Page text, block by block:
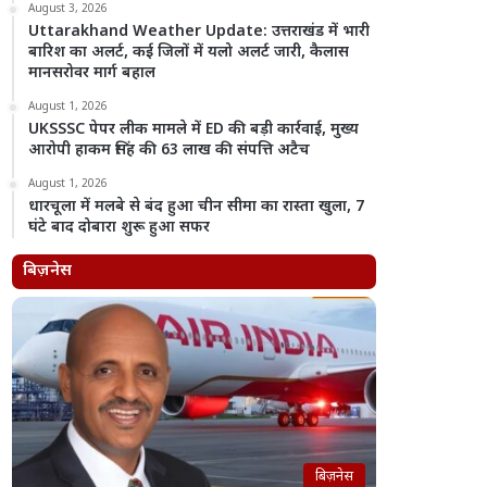
August 3, 2026
Uttarakhand Weather Update: उत्तराखंड में भारी
बारिश का अलर्ट, कई जिलों में यलो अलर्ट जारी, कैलास
मानसरोवर मार्ग बहाल
August 1, 2026
UKSSSC पेपर लीक मामले में ED की बड़ी कार्रवाई, मुख्य
आरोपी हाकम सिंह की 63 लाख की संपत्ति अटैच
August 1, 2026
धारचूला में मलबे से बंद हुआ चीन सीमा का रास्ता खुला, 7
घंटे बाद दोबारा शुरू हुआ सफर
बिज़नेस
बिज़नेस